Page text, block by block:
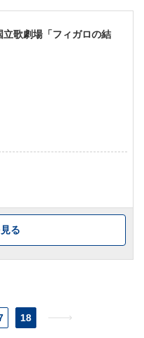
立歌劇場「フィガロの結
る
18